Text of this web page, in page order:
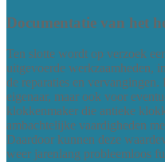
Documentatie van het
Ten slotte wordt op verzoek
uitgevoerde werkzaamheden,
de reparaties en
eigenaar, maar ook voor
klokkenmaker die antieke
ambachtelijke vaardigheden
Daardoor kunnen deze
weer jarenlang probleemloos